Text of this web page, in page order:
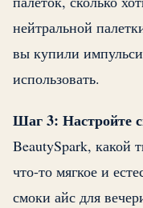
нейтральной
вы купили
использовать.
Шаг 3: Настройте
BeautySpark, какой
что-то мягкое и
смоки айс для